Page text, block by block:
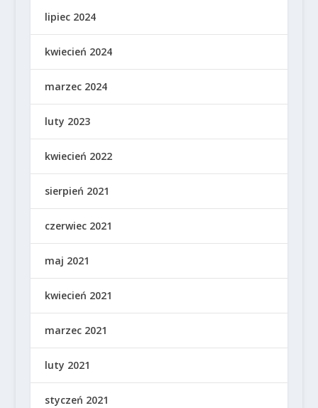
lipiec 2024
kwiecień 2024
marzec 2024
luty 2023
kwiecień 2022
sierpień 2021
czerwiec 2021
maj 2021
kwiecień 2021
marzec 2021
luty 2021
styczeń 2021